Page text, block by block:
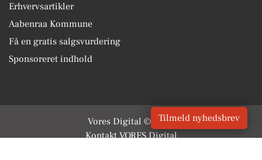
Erhvervsartikler
Aabenraa Kommune
Få en gratis salgsvurdering
Sponsoreret indhold
Vores Digital © 2026
Kontakt VORES Digital
Tilmeld nyhedsbrev